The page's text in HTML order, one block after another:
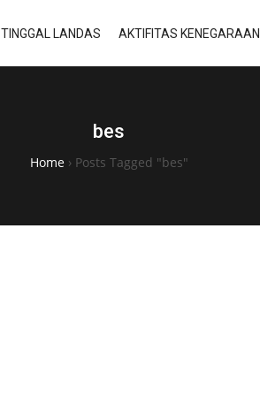
TINGGAL LANDAS AKTIFITAS KENEGARAAN
bes
Home› Posts Tagged "bes"